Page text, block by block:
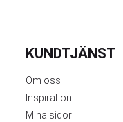
KUNDTJÄNST
Om oss
Inspiration
Mina sidor